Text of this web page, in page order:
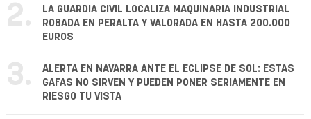
2.
LA GUARDIA CIVIL LOCALIZA MAQUINARIA INDUSTRIAL
ROBADA EN PERALTA Y VALORADA EN HASTA 200.000
EUROS
3.
ALERTA EN NAVARRA ANTE EL ECLIPSE DE SOL: ESTAS
GAFAS NO SIRVEN Y PUEDEN PONER SERIAMENTE EN
RIESGO TU VISTA